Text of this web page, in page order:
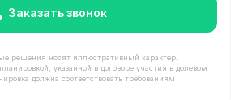
Заказать звонок
решения носят иллюстративный характер.
указанной в договоре участия в долевом
должна соответствовать требованиям